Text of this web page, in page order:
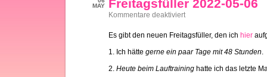
MAY
Freitagsfüller 2022-05-06
Kommentare deaktiviertfür
05-
Es gibt den neuen Freitagsfüller, den ich hier
1. Ich hätte gerne ein paar Tage mit 48 Stunden
2. Heute beim Lauftraining hatte ich das letzte